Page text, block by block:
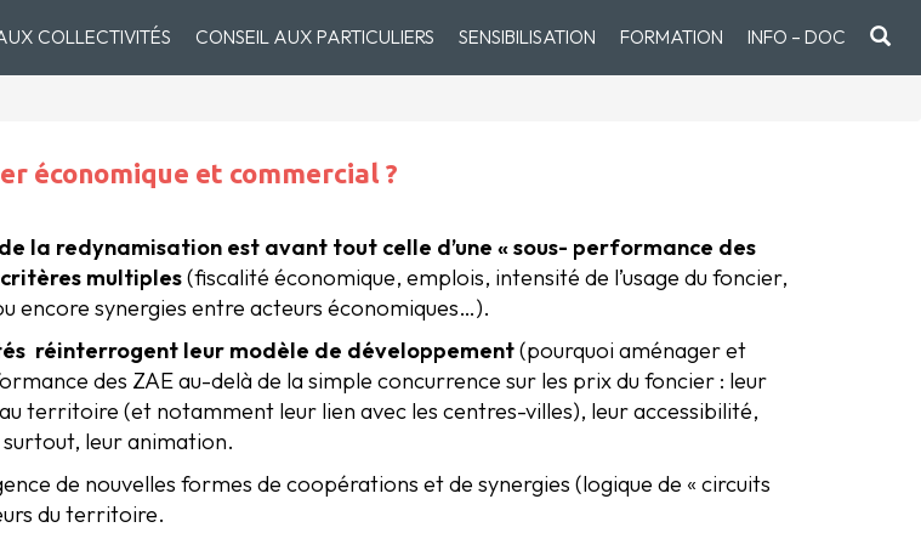
COLLECTIVITÉS CONSEIL AUX PARTICULIERS SENSIBILISATION FORMATION INFO – DOC
économique et commercial ?
la redynamisation est avant tout celle d’une « sous- performance des
multiples(fiscalité économique, emplois, intensité de l’usage du foncier,
encore synergies entre acteurs économiques…).
réinterrogent leur modèle de développement(pourquoi aménager et
des ZAE au-delà de la simple concurrence sur les prix du foncier : leur
territoire (et notamment leur lien avec les centres-villes), leur accessibilité,
surtout, leur animation.
de nouvelles formes de coopérations et de synergies (logique de « circuits
du territoire.